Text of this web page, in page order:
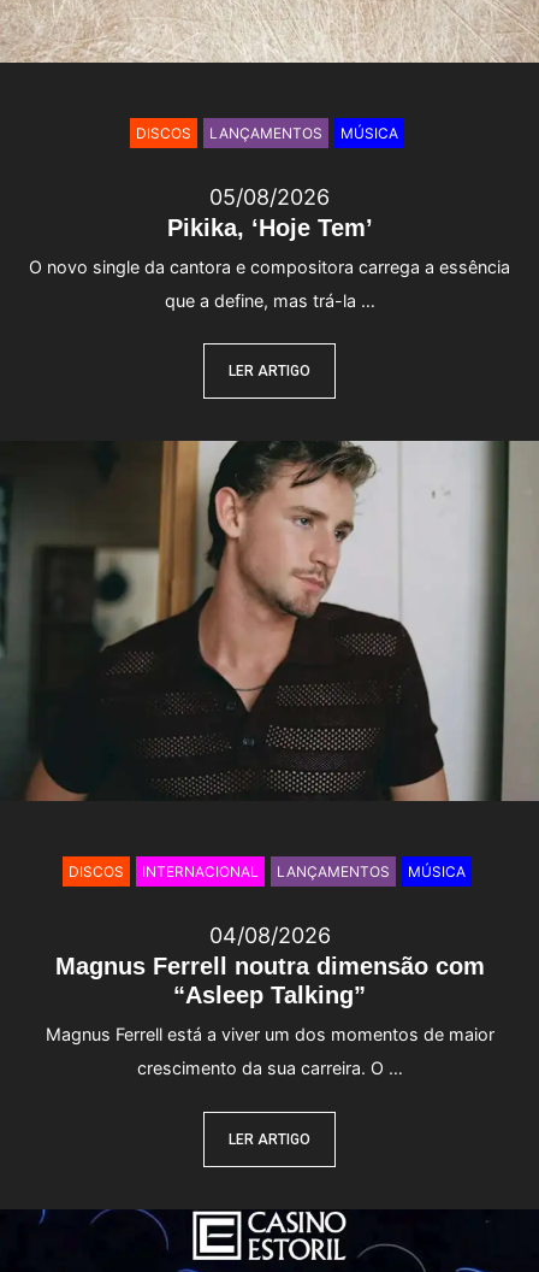
Pikika, ‘Hoje Tem’
05/08/2026
O novo single da cantora e compositora carrega a essência
que a define, mas trá-la …
LER ARTIGO
DISCOS LANÇAMENTOS MÚSICA
Magnus Ferrell noutra dimensão com
“Asleep Talking”
04/08/2026
Magnus Ferrell está a viver um dos momentos de maior
crescimento da sua carreira. O …
LER ARTIGO
DISCOS INTERNACIONAL LANÇAMENTOS MÚSICA